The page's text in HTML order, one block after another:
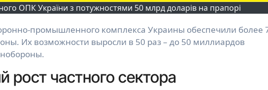
ОПК України з потужностями 50 млрд доларів на прапорі
Их возможности выросли в 50 раз – до 50 миллиардов
рост частного сектора